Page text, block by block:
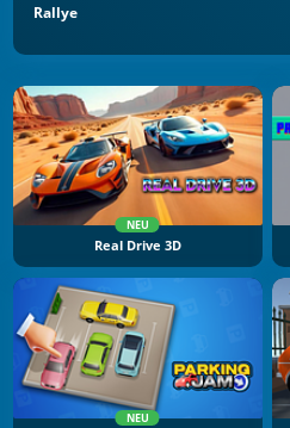
Rallye
NEU
Real Drive 3D
NEU